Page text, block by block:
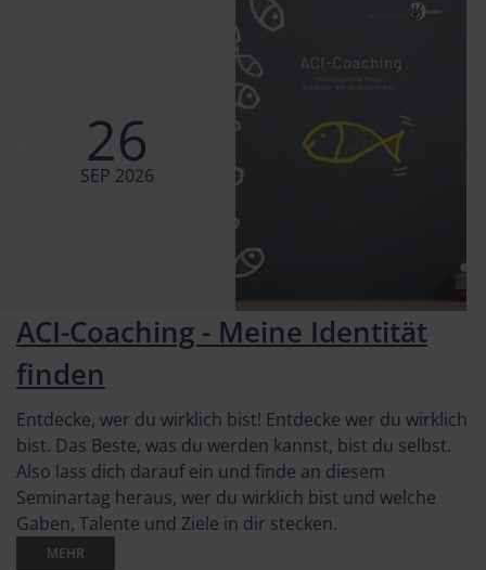
26
SEP 2026
ACI-Coaching - Meine Identität
finden
Entdecke, wer du wirklich bist! Entdecke wer du wirklich
bist. Das Beste, was du werden kannst, bist du selbst.
Also lass dich darauf ein und finde an diesem
Seminartag heraus, wer du wirklich bist und welche
Gaben, Talente und Ziele in dir stecken.
MEHR